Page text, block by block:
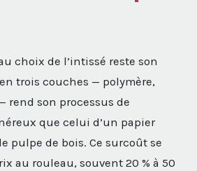
choix de l’intissé reste son
trois couches — polymère,
rend son processus de
que celui d’un papier
pulpe de bois. Ce surcoût se
au rouleau, souvent 20 % à 50